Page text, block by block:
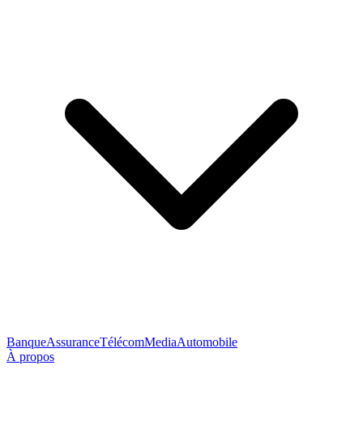
BanqueAssuranceTélécomMediaAutomobile
À propos